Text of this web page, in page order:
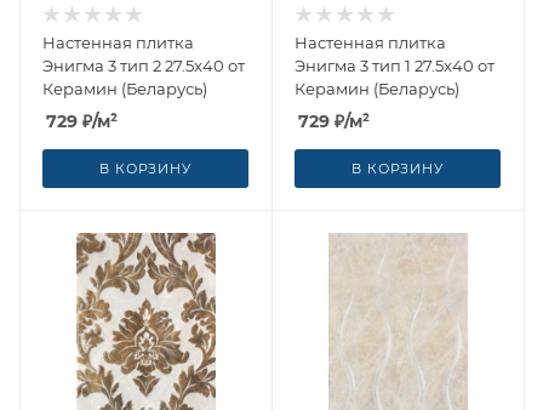
Настенная плитка
Энигма 3 тип 2 27.5x40 от
Керамин (Беларусь)
729 ₽/м²
В КОРЗИНУ
Настенная плитка
Энигма 3 тип 1 27.5x40 от
Керамин (Беларусь)
729 ₽/м²
В КОРЗИНУ